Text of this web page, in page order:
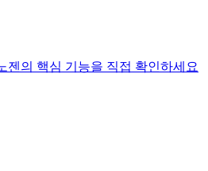
젠의 핵심 기능을 직접 확인하세요